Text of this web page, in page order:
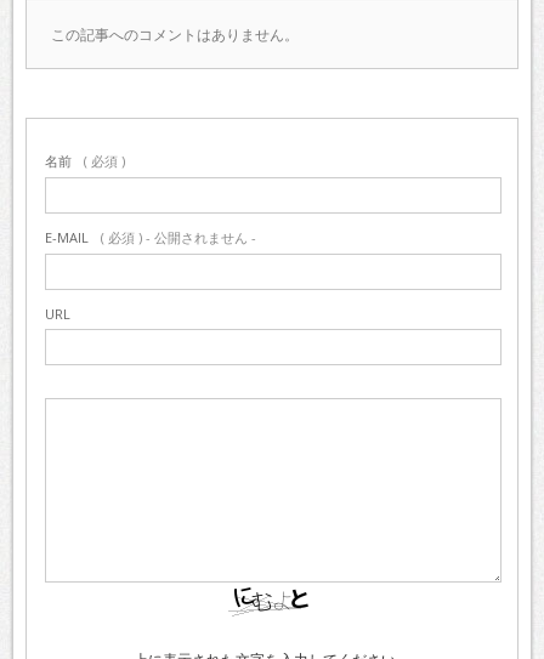
この記事へのコメントはありません。
名前 ( 必須 )
E-MAIL ( 必須 ) - 公開されません -
URL